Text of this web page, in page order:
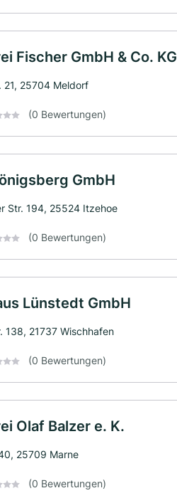
Fischer GmbH & Co. KG
21, 25704 Meldorf
(0 Bewertungen)
GmbH
Str. 194, 25524 Itzehoe
(0 Bewertungen)
Lünstedt GmbH
138, 21737 Wischhafen
(0 Bewertungen)
Olaf Balzer e. K.
25709 Marne
(0 Bewertungen)